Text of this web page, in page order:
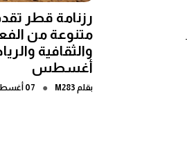
رزنامة قطر
متنوعة من
والثقافية
أغسطس
بقلم M283
● 07 أغسطس 2026